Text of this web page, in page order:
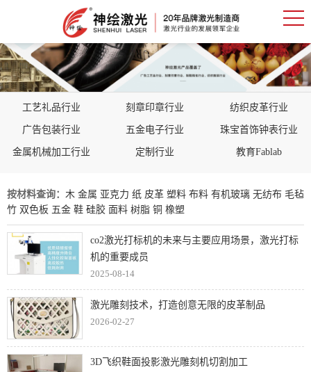
工艺礼品行业 刻章印章行业 纺织皮革行业
广告包装行业 五金电子行业 珠宝首饰钟表行业
金属机械加工行业 定制行业 教育Fablab
按材料查询： 木 金属 亚克力 纸 皮革 塑料 布料 有机玻璃 无纺布 毛毡
竹 双色板 五金 鞋 硅胶 面料 树脂 铜 橡塑
co2激光打标机的未来与主要应用场景，激光打标
机的重要成员
2025-08-14
激光雕刻技术，打造创意无限的皮革制品
2026-02-27
3D飞织鞋面投影激光雕刻机切割加工